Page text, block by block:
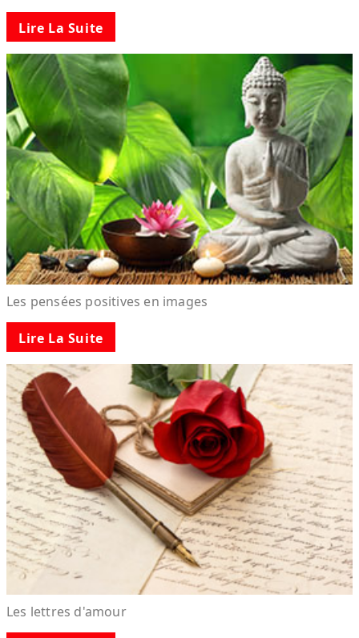
Lire La Suite
Les pensées positives en images
Lire La Suite
Les lettres d'amour